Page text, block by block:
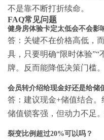
不是靠不断打折续命。
FAQ常见问题
健身房体验卡定太低会不会影
答：关键不在价格高低，
具，只要明确“限时体验”“
牌。反而能降低决策门槛。
会员转介绍给现金好还是给储
答：建议现金+储值结合
储值锁客强，但动力不足
裂变比例超过20%可以吗？